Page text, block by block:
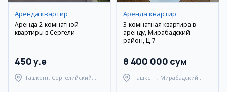
Аренда квартир
Аренда 2-комнатной
квартиры в Сергели
450 y.e
Ташкент, Сергелийский
Аренда квартир
3-комнатная квартира в
аренду, Мирабадский
район, Ц-7
8 400 000 сум
Ташкент, Мирабадский